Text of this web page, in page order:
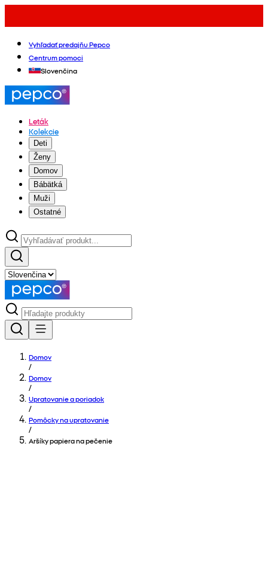
Vyhľadať predajňu Pepco
Centrum pomoci
Slovenčina
Leták
Kolekcie
Deti
Ženy
Domov
Bábätká
Muži
Ostatné
Domov
/
Domov
/
Upratovanie a poriadok
/
Pomôcky na upratovanie
/
Aršíky papiera na pečenie